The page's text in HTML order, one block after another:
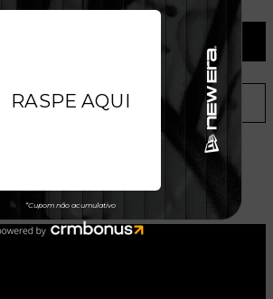
A LISTA DE DESEJOS
DO BONÉ